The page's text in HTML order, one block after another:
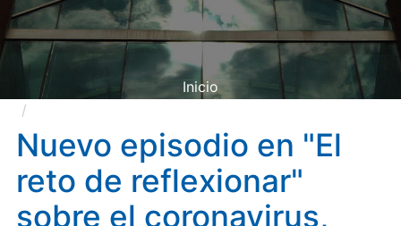
Inicio
coronavirus, con Emilio Muñoz (IFS)
Nuevo episodio en "El
reto de reflexionar"
sobre el coronavirus,